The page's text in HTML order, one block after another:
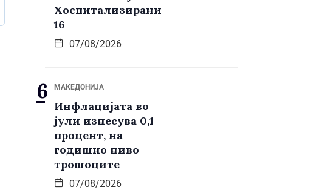
Хоспитализирани
16
07/08/2026
МАКЕДОНИЈА
Инфлацијата во
јули изнесува 0,1
процент, на
годишно ниво
трошоците
07/08/2026